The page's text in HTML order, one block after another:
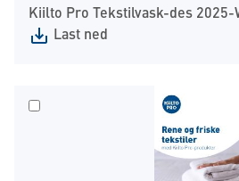
Kiilto Pro Tekstilvask-des 2025-
Last ned